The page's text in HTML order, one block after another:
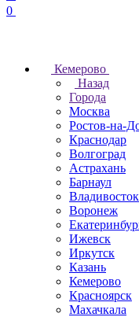
0
Кемерово
Назад
Города
Москва
Ростов-на-
Краснодар
Волгоград
Астрахань
Барнаул
Владивосток
Воронеж
Ижевск
Иркутск
Казань
Кемерово
Красноярск
Махачкала